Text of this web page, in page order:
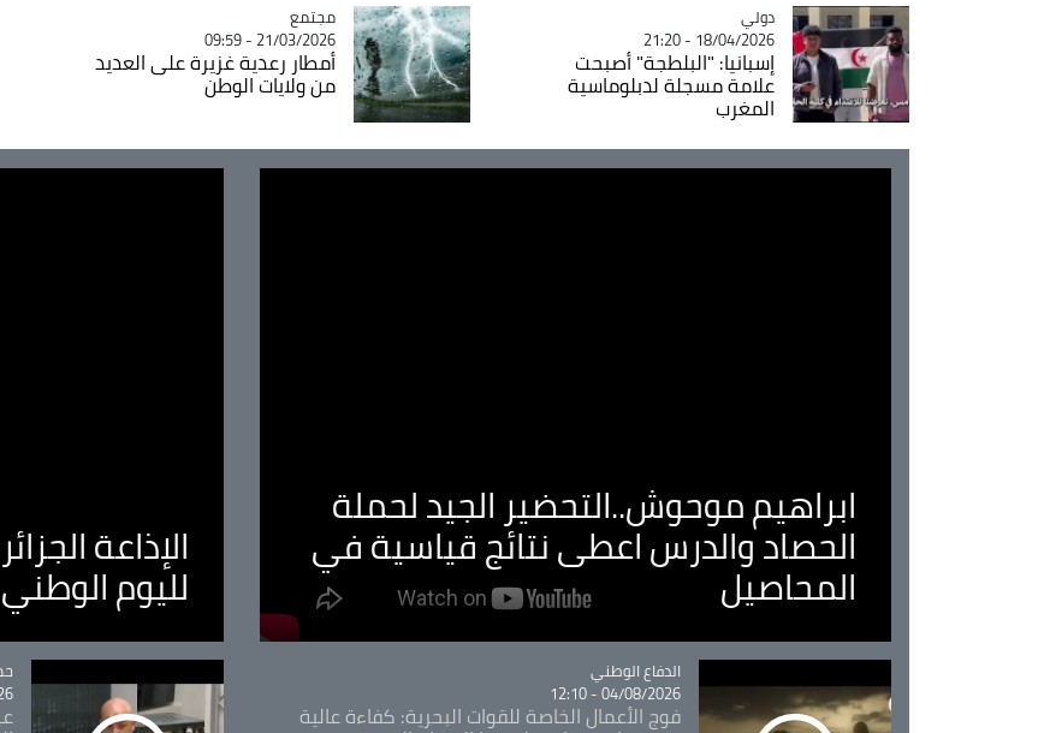
Catégorie
دولي
18/04/2026 - 21:20
إسبانيا: "البلطجة" أصبحت
علامة مسجلة لدبلوماسية
المغرب
Catégorie
مجتمع
21/03/2026 - 09:59
أمطار رعدية غزيرة على العديد
من ولايات الوطن
ابراهيم موحوش..التحضير الجيد لحملة
الحصاد والدرس اعطى نتائج قياسية في
المحاصيل
الإذاعة
لليوم
Catégorie
الدفاع الوطني
04/08/2026 - 12:10
فوج الأعمال الخاصة للقوات البحرية: كفاءة عالية